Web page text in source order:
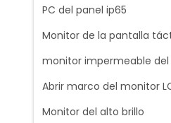
PC del panel ip65
Monitor de la pantalla
monitor impermeable
Abrir marco del monitor
Monitor del alto brillo